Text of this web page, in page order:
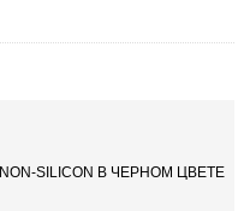
SILICON В ЧЕРНОМ ЦВЕТЕ